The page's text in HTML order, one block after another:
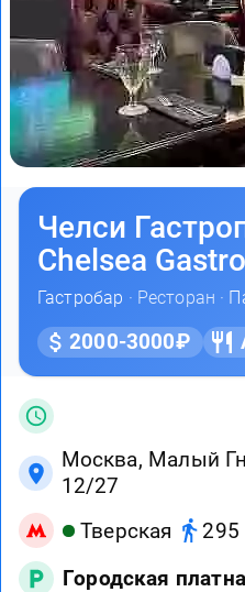
Челси
Chelsea
Гастробар · Ресторан ·
2000-3000₽
Москва, Малый
12/27
Тверская
Городская